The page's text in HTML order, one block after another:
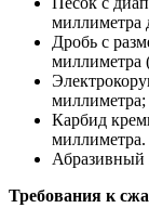
миллиметра
Дробь с
миллиметра
миллиметра;
Карбид
миллиметра.
Абразивный
Требования к